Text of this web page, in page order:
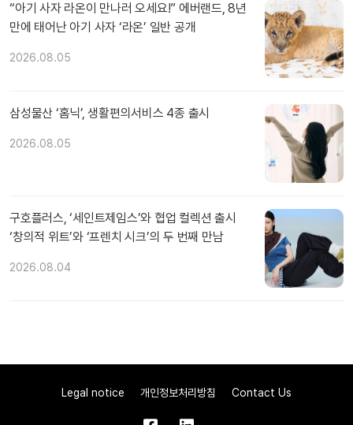
“아기 사자 라온이 만나러 오세요!” 에버랜드, 8년
만에 태어난 아기 사자 ‘라온’ 일반 공개
2026.08.05
삼성물산 ‘홈닉’, 생활편의서비스 4종 출시
2026.08.05
구호플러스, ‘세인트제임스’와 협업 컬렉션 출시
‘창의적 위트’와 ‘프렌치 시크’의 두 번째 만남
2026.08.04
Legal notice 개인정보처리방침 Contact Us